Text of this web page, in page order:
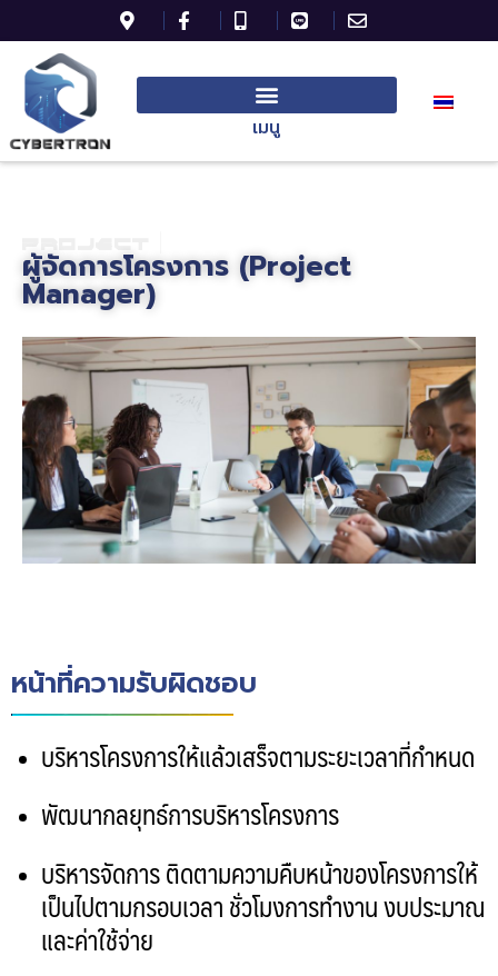
เมนู
ผู้จัดการโครงการ (Project
Manager)
หน้าที่ความรับผิดชอบ
บริหารโครงการให้แล้วเสร็จตามระยะเวลาที่กำหนด
พัฒนากลยุทธ์การบริหารโครงการ
บริหารจัดการ ติดตามความคืบหน้าของโครงการให้
เป็นไปตามกรอบเวลา ชั่วโมงการทำงาน งบประมาณ
และค่าใช้จ่าย